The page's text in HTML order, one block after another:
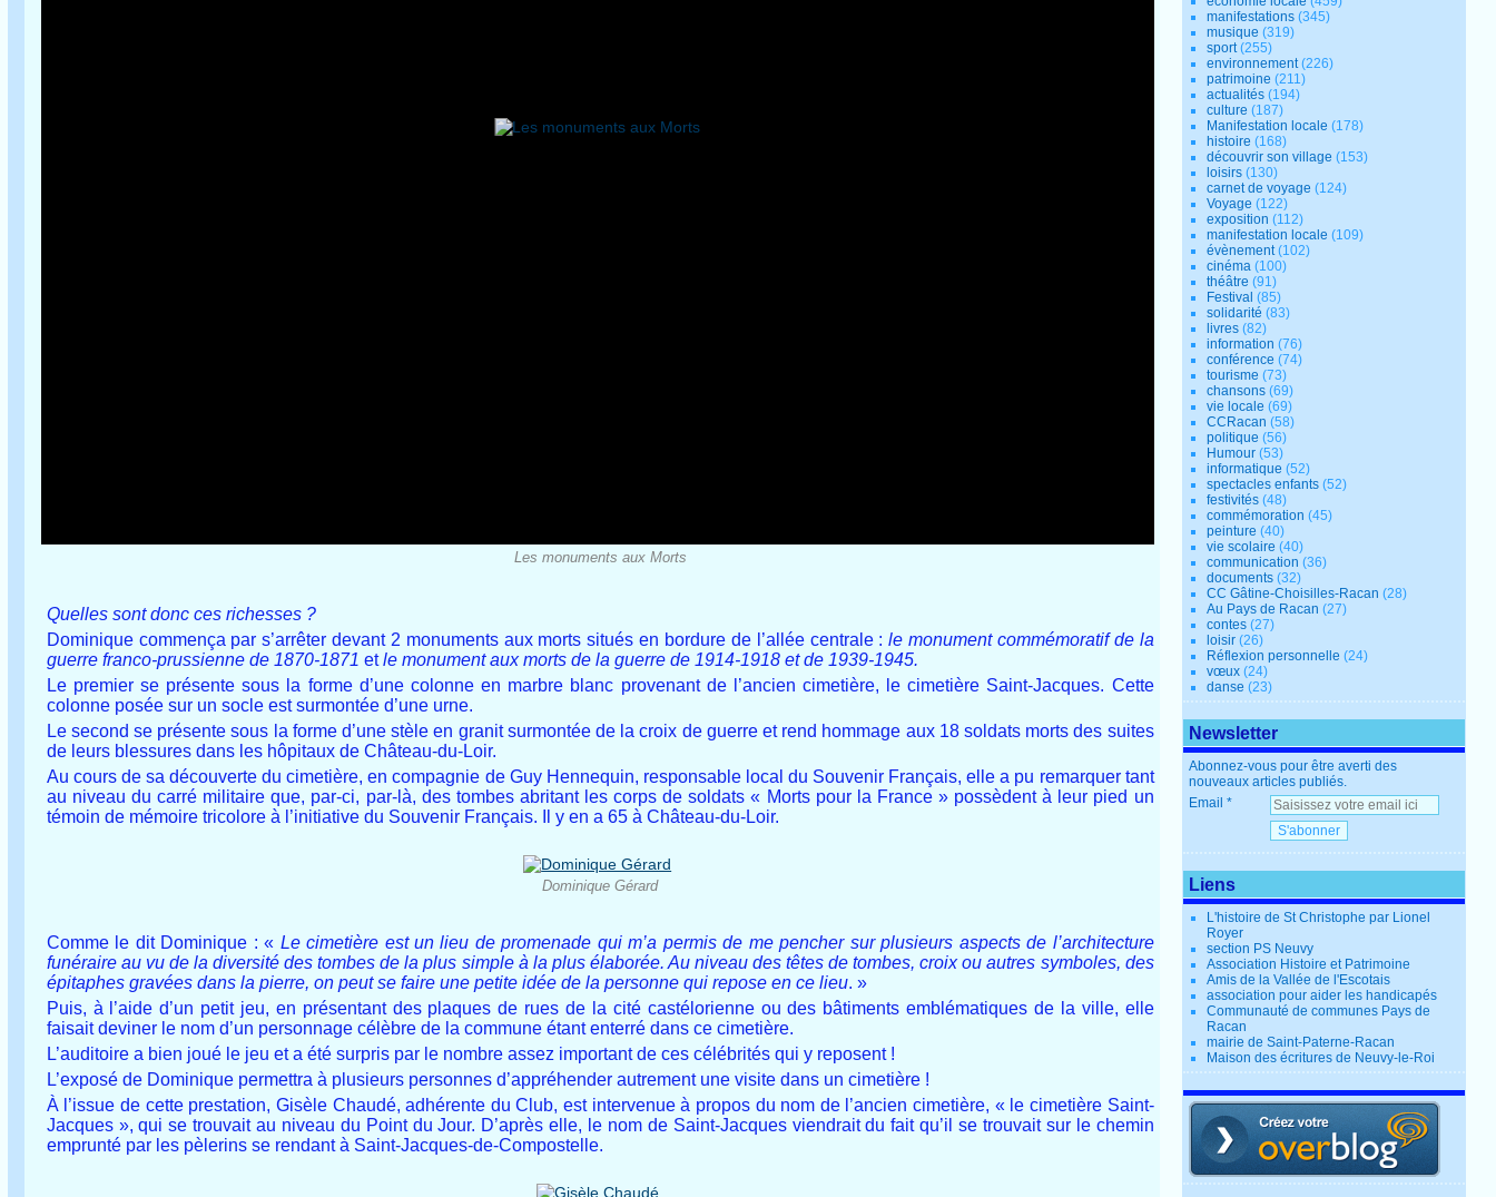
Les monuments aux Morts
Quelles sont donc ces richesses ?
Dominique commença par s’arrêter devant 2 monuments aux morts situés en bordure de l’allée centrale :le monument commémoratif de la
guerre franco-prussienne de 1870-1871 etle monument aux morts de la guerre de 1914-1918 et de 1939-1945.
Le premier se présente sous la forme d’une colonne en marbre blanc provenant de l’ancien cimetière, le cimetière Saint-Jacques. Cette
colonne posée sur un socle est surmontée d’une urne.
Le second se présente sous la forme d’une stèle en granit surmontée de la croix de guerre et rend hommage aux 18 soldats morts des suites
de leurs blessures dans les hôpitaux de Château-du-Loir.
Au cours de sa découverte du cimetière, en compagnie de Guy Hennequin, responsable local du Souvenir Français, elle a pu remarquer tant
au niveau du carré militaire que, par-ci, par-là, des tombes abritant les corps de soldats « Morts pour la France » possèdent à leur pied un
témoin de mémoire tricolore à l’initiative du Souvenir Français. Il y en a 65 à Château-du-Loir.
Dominique Gérard
Comme le dit Dominique : « Le cimetière est un lieu de promenade qui m’a permis de me pencher sur plusieurs aspects de l’architecture
funéraire au vu de la diversité des tombes de la plus simple à la plus élaborée. Au niveau des têtes de tombes, croix ou autres symboles, des
épitaphes gravées dans la pierre, on peut se faire une petite idée de la personne qui repose en ce lieu. »
Puis, à l’aide d’un petit jeu, en présentant des plaques de rues de la cité castélorienne ou des bâtiments emblématiques de la ville, elle
faisait deviner le nom d’un personnage célèbre de la commune étant enterré dans ce cimetière.
L’auditoire a bien joué le jeu et a été surpris par le nombre assez important de ces célébrités qui y reposent !
L’exposé de Dominique permettra à plusieurs personnes d’appréhender autrement une visite dans un cimetière !
À l’issue de cette prestation, Gisèle Chaudé, adhérente du Club, est intervenue à propos du nom de l’ancien cimetière, « le cimetière Saint-
Jacques », qui se trouvait au niveau du Point du Jour. D’après elle, le nom de Saint-Jacques viendrait du fait qu’il se trouvait sur le chemin
emprunté par les pèlerins se rendant à Saint-Jacques-de-Compostelle.
manifestations (345)
musique (319)
sport(255)
environnement(226)
patrimoine (211)
actualités (194)
culture (187)
Manifestation locale (178)
histoire (168)
découvrir son village (153)
loisirs (130)
carnet de voyage (124)
Voyage (122)
exposition (112)
manifestation locale (109)
évènement(102)
cinéma (100)
théâtre (91)
Festival (85)
solidarité (83)
livres (82)
information (76)
conférence (74)
tourisme (73)
chansons (69)
vie locale (69)
CCRacan (58)
politique (56)
Humour (53)
informatique (52)
spectacles enfants (52)
festivités (48)
commémoration (45)
peinture (40)
vie scolaire (40)
communication (36)
documents (32)
CC Gâtine-Choisilles-Racan (28)
Au Pays de Racan (27)
contes (27)
loisir (26)
Réflexion personnelle (24)
vœux (24)
danse (23)
Newsletter
Abonnez-vous pour être averti des
nouveaux articles publiés.
Email
Liens
L'histoire de St Christophe par Lionel
Royer
section PS Neuvy
Association Histoire et Patrimoine
Amis de la Vallée de l'Escotais
association pour aider les handicapés
Communauté de communes Pays de
Racan
mairie de Saint-Paterne-Racan
Maison des écritures de Neuvy-le-Roi